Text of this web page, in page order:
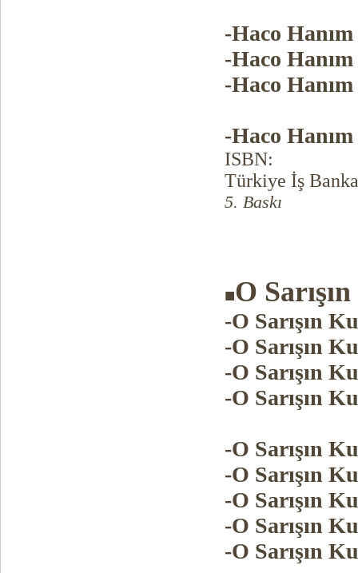
-Haco Hanım
-Haco Hanım
-Haco Hanım
-Haco Hanım
ISBN:
Türkiye İş
5. Baskı
■O
-O Sarışın
-O Sarışın
-O Sarışın
-O Sarışın
-O Sarışın
-O Sarışın
-O Sarışın
-O Sarışın
-O Sarışın